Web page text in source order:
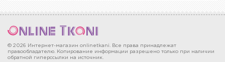
© 2026 Интернет-магазин onlinetkani. Все права принадлежат
правообладателю. Копирование информации разрешено только при наличии
обратной гиперссылки на источник.